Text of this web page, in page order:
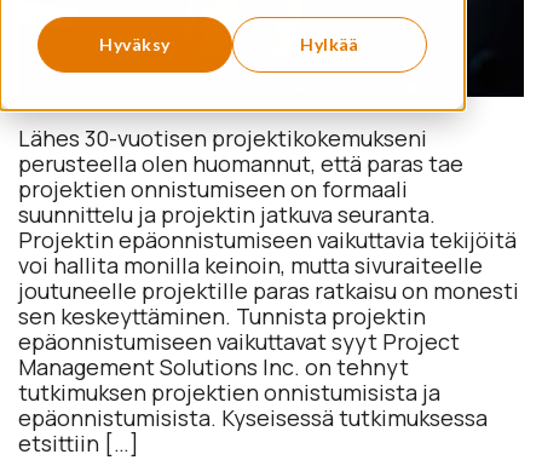
Hyväksy Hylkää
Lähes 30-vuotisen projektikokemukseni
perusteella olen huomannut, että paras tae
projektien onnistumiseen on formaali
suunnittelu ja projektin jatkuva seuranta.
Projektin epäonnistumiseen vaikuttavia tekijöitä
voi hallita monilla keinoin, mutta sivuraiteelle
joutuneelle projektille paras ratkaisu on monesti
sen keskeyttäminen. Tunnista projektin
epäonnistumiseen vaikuttavat syyt Project
Management Solutions Inc. on tehnyt
tutkimuksen projektien onnistumisista ja
epäonnistumisista. Kyseisessä tutkimuksessa
etsittiin […]